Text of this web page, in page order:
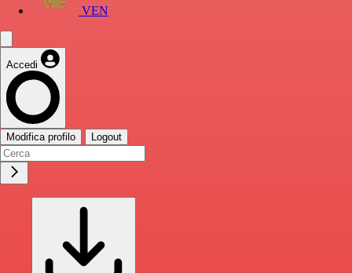
VEN
Accedi
Modifica profilo Logout